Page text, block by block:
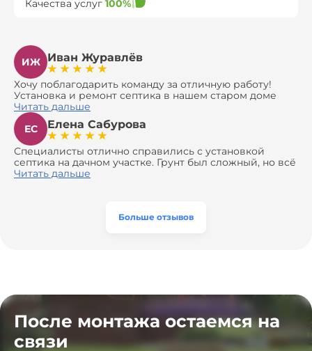
Качества услуг 100%
ИЖ Иван Журавлёв
Хочу поблагодарить команду за отличную работу!
Установка и ремонт септика в нашем старом доме
оказались сложной задачей, но ребята справились на
все 100%. Всё сделали аккуратно и профессионально.
Давали полезные рекомендации, не пытались
навязать ничего лишнего, помогли с выбором и
доставкой материалов, что позволило нам
сэкономить. Выполнили монтаж и демонтаж
оборудования, заменили трубы, обновили
эту компанию всем, кто ищет надёжных
Читать дальше
ЕС
Елена Сабурова
Специалисты отлично справились с установкой
септика на дачном участке. Грунт был сложный, но всё
сделали быстро и аккуратно. Помогли выбрать
Читать дальше
Больше отзывов
После монтажа остаемся на
связи